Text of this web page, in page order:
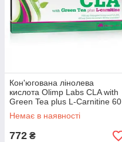
Кон'югована лінолева
кислота Olimp Labs CLA with
Green Tea plus L-Carnitine 60
caps
Немає в наявності
772 ₴